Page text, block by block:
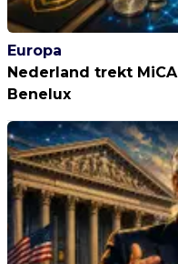
Europa
Nederland trekt
Benelux